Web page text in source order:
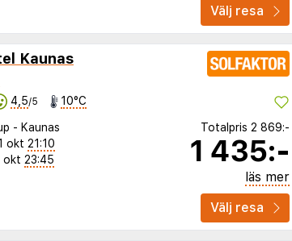
Välj resa
Kaunas
4,5/5 10°C
- Kaunas
okt 21:10
okt 23:45
Totalpris 2 869:-
1 435:-
läs mer
Välj resa